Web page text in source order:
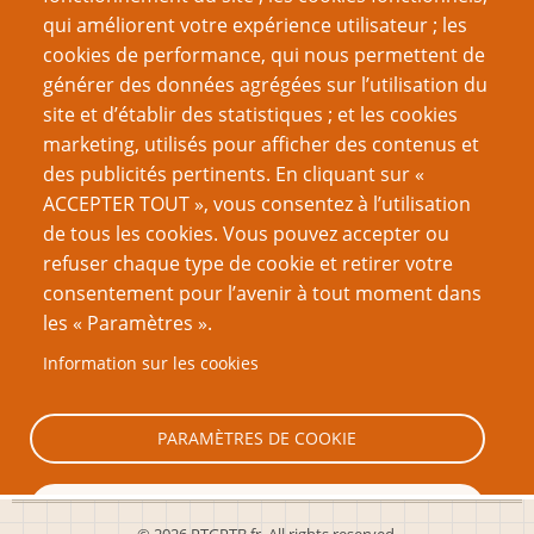
qui améliorent votre expérience utilisateur ; les
cookies de performance, qui nous permettent de
générer des données agrégées sur l’utilisation du
site et d’établir des statistiques ; et les cookies
marketing, utilisés pour afficher des contenus et
des publicités pertinents. En cliquant sur «
ACCEPTER TOUT », vous consentez à l’utilisation
de tous les cookies. Vous pouvez accepter ou
refuser chaque type de cookie et retirer votre
consentement pour l’avenir à tout moment dans
les « Paramètres ».
Information sur les cookies
PARAMÈTRES DE COOKIE
TOUT REFUSER
décembre 2021(13)
septembre 2021(20)
juin 2021 (16)
mars 2021(17)
février 2021
décembre 2020(19)
septembre 2020(16)
juin 2020(13)
Pagination Page
précédente
‹ Précédent 3
Page
suivante
Suivant ›